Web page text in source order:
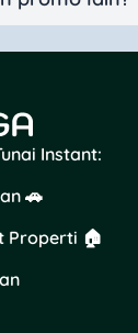
Instant:
🚗
Properti 🏠